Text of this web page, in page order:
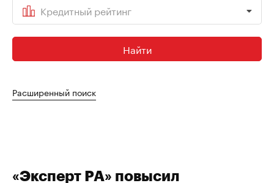
Кредитный рейтинг
Найти
Расширенный поиск
«Эксперт РА» повысил